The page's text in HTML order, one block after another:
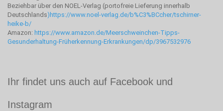
Beziehbar über den NOEL-Verlag (portofreie Lieferung innerhalb
Deutschlands) https://www.noel-verlag.de/b%C3%BCcher/tschirner-
heike-b/
Amazon: https://www.amazon.de/Meerschweinchen-Tipps-
Gesunderhaltung-Früherkennung-Erkrankungen/dp/3967532976
Ihr findet uns auch auf Facebook und
Instagram